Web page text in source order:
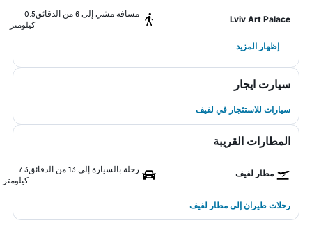
Lviv Art Palace
مسافة مشي إلى 6 من الدقائق
0.5
كيلومتر
إظهار المزيد
سيارت ايجار
سيارات للاستئجار في لفيف
المطارات القريبة
مطار لفيف رحلة بالسيارة إلى 13 من الدقائق
7.3
كيلومتر
رحلات طيران إلى مطار لفيف